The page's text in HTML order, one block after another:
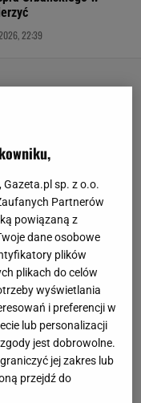
22:39
Gazeta.pl sp. z o.o.
Partnerów
powiązaną z
dane osobowe
plików
plikach do celów
wyświetlania
i preferencji w
lub personalizacji
jest dobrowolne.
jej zakres lub
przejdź do